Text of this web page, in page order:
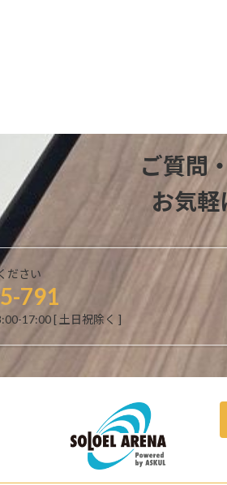
ご質問
お気
ださい
791
17:00 [ 土日祝除く ]